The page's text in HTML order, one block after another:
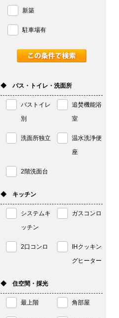
新築
駐車場有
◆ バス・トイレ・洗面所
バストイレ
別
追焚機能浴
室
洗面所独立
温水洗浄便
座
2階洗面台
◆ キッチン
システムキ
ッチン
ガスコンロ
2口コンロ
IHクッキン
グヒーター
◆ 住空間・採光
最上階 角部屋